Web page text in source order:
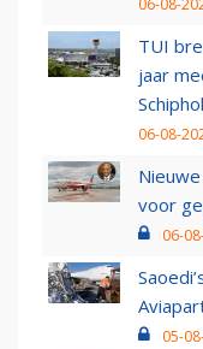
06-08-
TUI
jaar
Schiphol
06-08-
voor
06-
05-